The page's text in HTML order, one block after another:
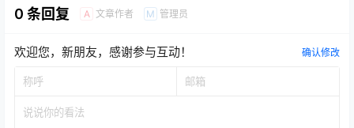
0 条回复 A 文章作者 M 管理员
欢迎您，新朋友，感谢参与互动！ 确认修改